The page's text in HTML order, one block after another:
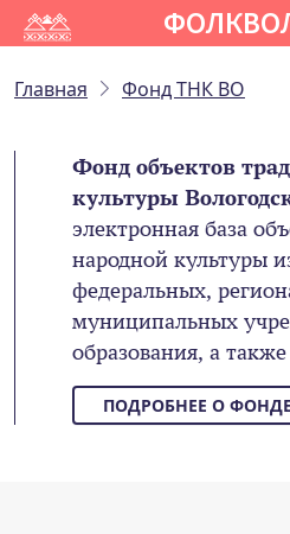
Главная Фонд ТНК ВО
Фонд объектов
культуры
электронная база
народной культуры
федеральных,
муниципальных
образования, а
ПОДРОБНЕЕ О ФОНДЕ